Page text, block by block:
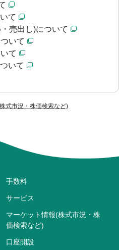
式市況・株価検索など)
て
売出し)について
いて
て
いて
手数料
サービス
マーケット情報(株式市況・株
価検索など)
口座開設